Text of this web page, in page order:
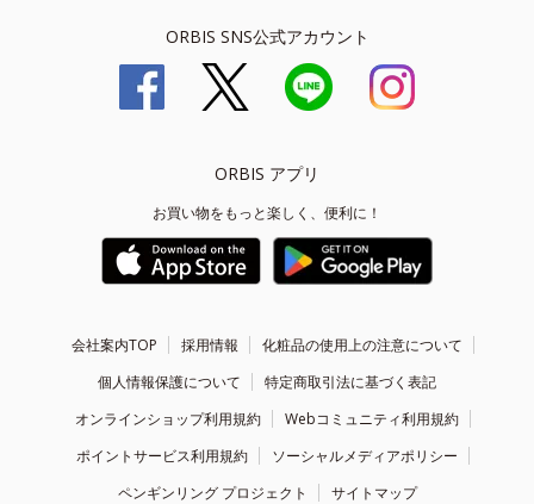
ORBIS SNS公式アカウント
ORBIS アプリ
お買い物をもっと楽しく、便利に！
会社案内TOP 採用情報
化粧品の使用上の注意について
個人情報保護について
特定商取引法に基づく表記
オンラインショップ利用規約
Webコミュニティ利用規約
ポイントサービス利用規約
ソーシャルメディアポリシー
ペンギンリング プロジェクト
サイトマップ